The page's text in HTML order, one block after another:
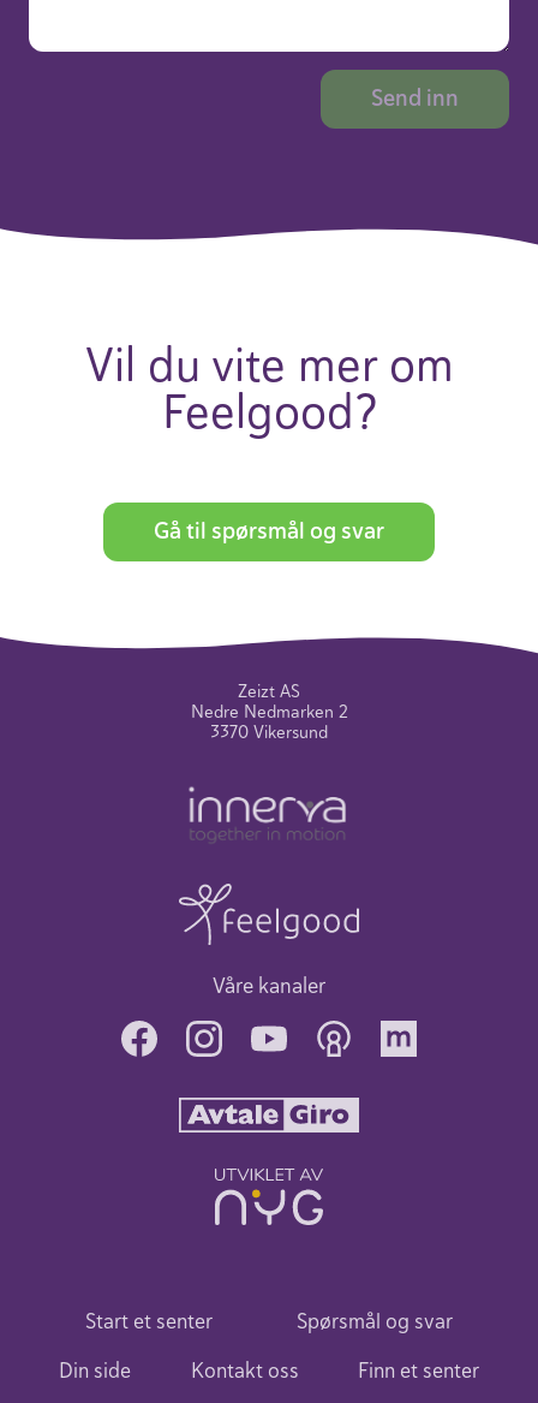
Vil du vite mer om
Feel­good?
Gå til spørsmål og svar
Zeizt AS
Nedre Nedmarken 2
3370 Vikersund
Våre kanaler
Start et senter
Spørsmål og svar
Din side
Kontakt oss Finn et senter